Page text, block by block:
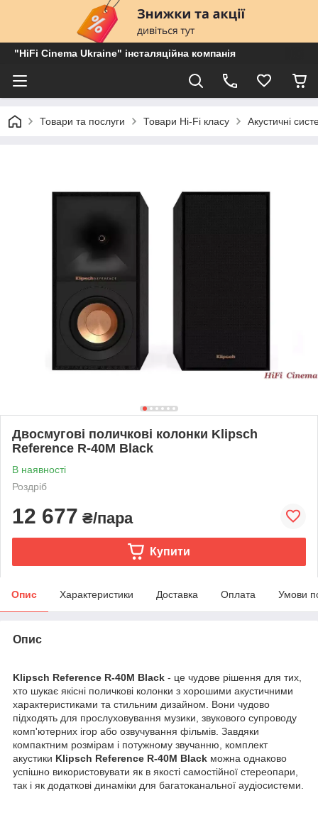
"HiFi Cinema Ukraine" інсталяційна компанія
Товари та послуги Товари Hi-Fi класу Акустичні
Двосмугові поличкові колонки Klipsch
Reference R-40M Black
В наявності
Роздріб
12 677 ₴/пара
Купити
Опис Характеристики Доставка Оплата Умови
Опис
Klipsch Reference R-40M Black - це чудове рішення для тих,
хто шукає якісні поличкові колонки з хорошими акустичними
характеристиками та стильним дизайном. Вони чудово
підходять для прослуховування музики, звукового супроводу
комп'ютерних ігор або озвучування фільмів. Завдяки
компактним розмірам і потужному звучанню, комплект
акустики Klipsch Reference R-40M Black можна однаково
успішно використовувати як в якості самостійної стереопари,
так і як додаткові динаміки для багатоканальної аудіосистеми.